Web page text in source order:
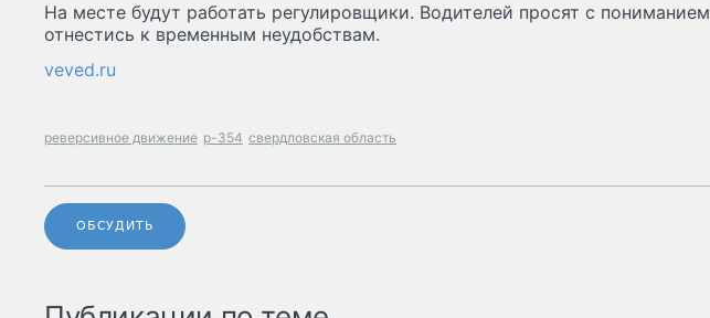
На месте будут работать регулировщики. Водителей просят с пониманием
отнестись к временным неудобствам.
veved.ru
реверсивное движение р-354 свердловская область
ОБСУДИТЬ